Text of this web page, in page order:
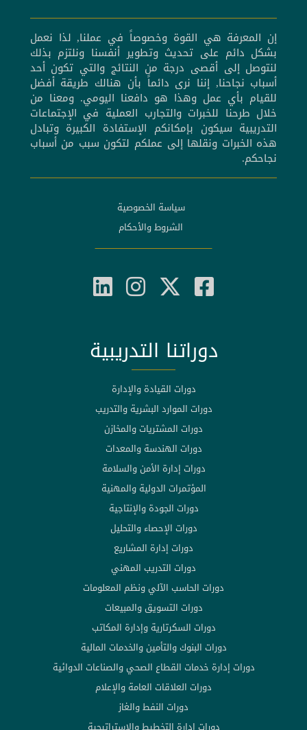
إن المعرفة هي القوة وخصوصاً في عملنا, لذا نعمل
بشكل دائم على تحديث وتطوير أنفسنا ونلتزم بذلك
لنتوصل إلى أقصى درجة من النتائج والتي تكون أحد
أسباب نجاحنا, إننا نرى دائماً بأن هنالك طريقة أفضل
للقيام بأي عمل وهذا هو دافعنا اليومي. ومعنا من
خلال طرحنا للخبرات والتجارب العملية في الإجتماعات
التدريبية سيكون بإمكانكم الإستفادة الكبيرة وتبادل
هذه الخبرات ونقلها إلى عملكم لتكون سبب من أسباب
نجاحكم.
سياسة الخصوصية
الشروط والأحكام
دوراتنا التدريبية
دورات القيادة والإدارة
دورات الموارد البشرية والتدريب
دورات المشتريات والمخازن
دورات الهندسة والمعدات
دورات إدارة الأمن والسلامة
المؤتمرات الدولية والمهنية
دورات الجودة والإنتاجية
دورات الإحصاء والتحليل
دورات إدارة المشاريع
دورات التدريب المهني
دورات الحاسب الآلي ونظم المعلومات
دورات التسويق والمبيعات
دورات السكرتارية وإدارة المكاتب
دورات البنوك والتأمين والخدمات المالية
دورات إدارة خدمات القطاع الصحي والصناعات الدوائية
دورات العلاقات العامة والإعلام
دورات النفط والغاز